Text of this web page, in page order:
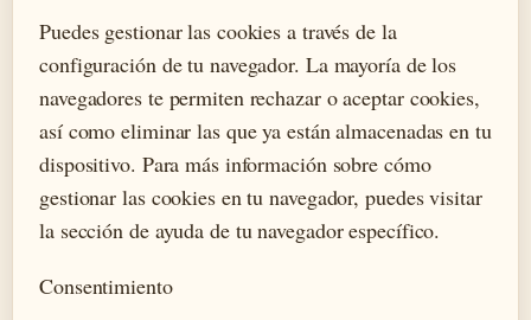
Puedes gestionar las cookies a través de la
configuración de tu navegador. La mayoría de los
navegadores te permiten rechazar o aceptar cookies,
así como eliminar las que ya están almacenadas en tu
dispositivo. Para más información sobre cómo
gestionar las cookies en tu navegador, puedes visitar
la sección de ayuda de tu navegador específico.
Consentimiento